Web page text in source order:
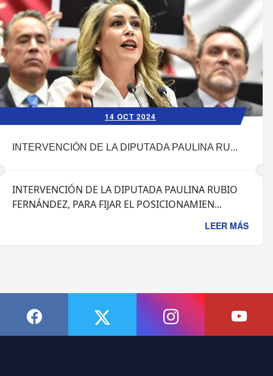
14 OCT 2024
INTERVENCIÓN DE LA DIPUTADA PAULINA RU...
INTERVENCIÓN DE LA DIPUTADA PAULINA RUBIO
FERNÁNDEZ, PARA FIJAR EL POSICIONAMIEN...
LEER MÁS